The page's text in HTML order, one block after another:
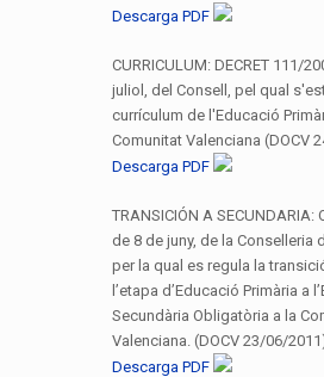
Descarga PDF
CURRICULUM: DECRET 111/
juliol, del Consell, pel qual
currículum de l'Educació
Comunitat Valenciana (DOCV
Descarga PDF
TRANSICIÓN A SECUNDARIA:
de 8 de juny, de la Conselleria
per la qual es regula la
l’etapa d’Educació Primària a
Secundària Obligatòria a la
Valenciana. (DOCV 23/06/
Descarga PDF